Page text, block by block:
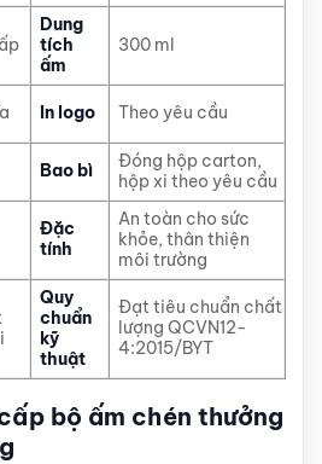
Dung
tích
ấm
300 ml
In logo Theo yêu cầu
Bao bì
Đóng hộp carton,
hộp xi theo yêu cầu
Đặc
tính
An toàn cho sức
khỏe, thân thiện
môi trường
Quy
chuẩn
kỹ
thuật
Đạt tiêu chuẩn chất
lượng QCVN12-
4:2015/BYT
bộ ấm chén thưởng